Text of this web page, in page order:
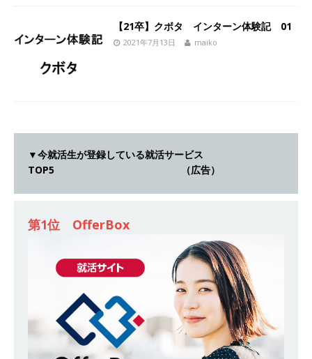
[ 2026年5月14日 ]
【 28卒 ｜ 30分のオンライン
企業
【 28卒｜営業職向けオープ
を持つグローバルメーカー ｜ 年間休日129日・
土日祝完全休み ｜ 売上高1,138億円 ｜ プライム
上場 ｜ 新電元工業
体育会積極採用企業
[ 2026年5月14日 ] 【 28卒 ｜ 適性検査合否免
除・面接確約!! ｜ 1dayインターンあり 】 東京勤
務限定 ｜ 世界No.1の不動産投資市場東京で投資
【21卒】クボタ インターン体験記 01
2021年7月13日 maiko
▼今就活生が登録している就活サービス
TOP5 （広告）
第1位 OfferBox